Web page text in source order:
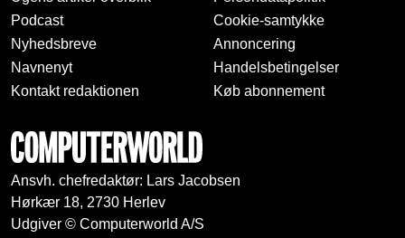
Podcast
Nyhedsbreve
Navnenyt
Kontakt redaktionen
Cookie-samtykke
Annoncering
Handelsbetingelser
Køb abonnement
Ansvh. chefredaktør: Lars Jacobsen
Hørkær 18, 2730 Herlev
Udgiver © Computerworld A/S